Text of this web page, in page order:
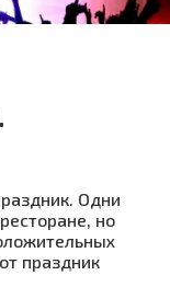
Одни
но
праздник